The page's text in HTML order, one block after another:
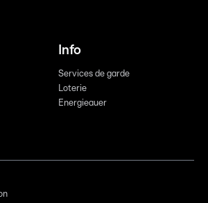
Info
Services de garde
Loterie
Energieauer